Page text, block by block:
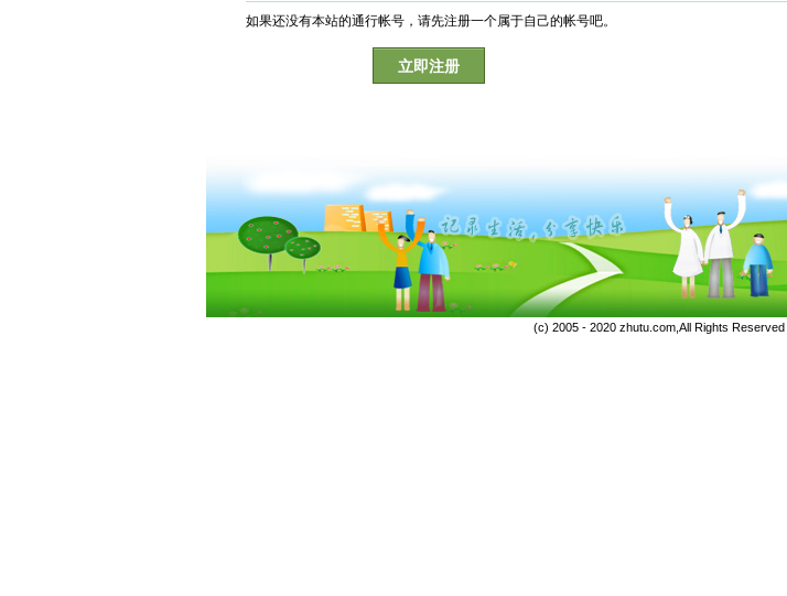
如果还没有本站的通行帐号，请先注册一个属于自己的帐号吧。
立即注册
(c) 2005 - 2020 zhutu.com,All Rights Reserved